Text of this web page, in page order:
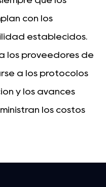
con los
establecidos.
los proveedores de
a los protocolos
y los avances
los costos